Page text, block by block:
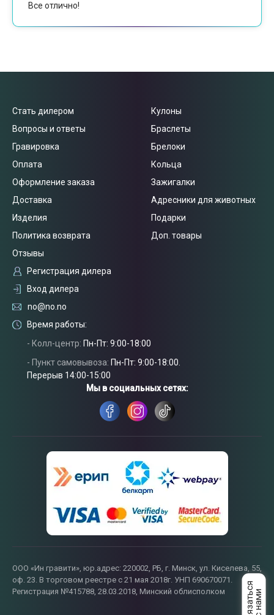
Все отлично!
Стать дилером
Вопросы и ответы
Гравировка
Оплата
Оформление заказа
Доставка
Изделия
Политика возврата
Отзывы
Регистрация дилера
Вход дилера
Кулоны
Браслеты
Брелоки
Кольца
Зажигалки
Адресники для животных
Подарки
Доп. товары
no@no.no
Время работы:
- Колл-центр: Пн-Пт: 9:00-18:00
- Пункт самовывоза: Пн-Пт: 9:00-18:00.
Перерыв 14:00-15:00
Мы в социальных сетях:
ООО «Ин гравити», юр.адрес: 220002, РБ, г. Минск, ул. Киселева, 55,
оф. 23. В торговом реестре с 21 мая 2018г. УНП 690670071.
Регистрация №415788, 28.03.2018, Минский облисполком